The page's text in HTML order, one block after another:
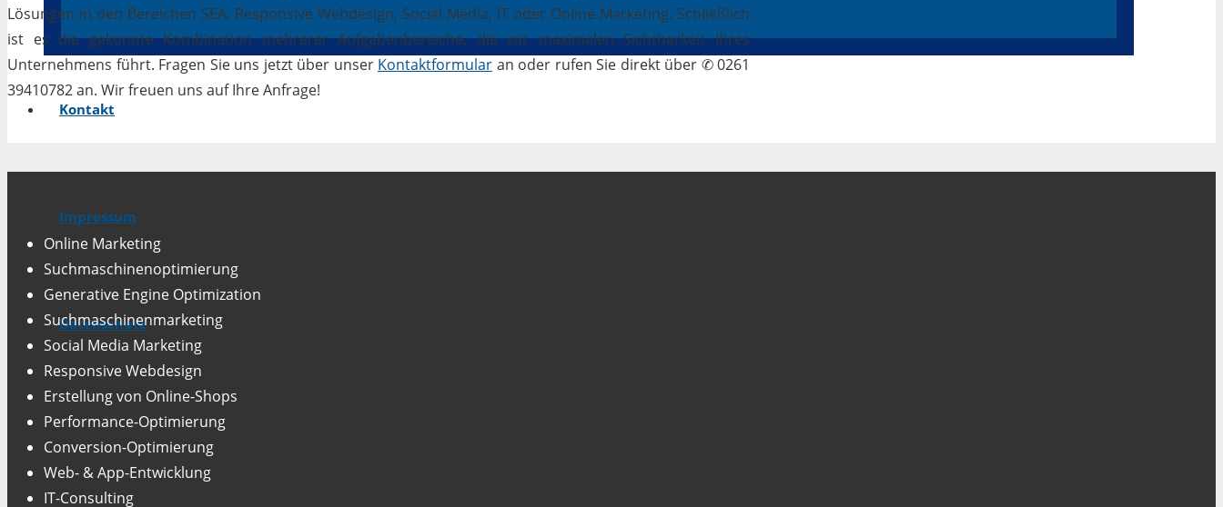
Kontakt
Impressum
Datenschutz
Lösungen in den Bereichen SEA, Responsive Webdesign, Social Media, IT oder Online Marketing. Schließlich
ist es die gekonnte Kombination mehrerer Aufgabenbereiche, die zur maximalen Sichtbarkeit Ihres
Unternehmens führt. Fragen Sie uns jetzt über unser Kontaktformular an oder rufen Sie direkt über ✆ 0261
39410782 an. Wir freuen uns auf Ihre Anfrage!
Online Marketing
Suchmaschinenoptimierung
Generative Engine Optimization
Suchmaschinenmarketing
Social Media Marketing
Responsive Webdesign
Erstellung von Online-Shops
Performance-Optimierung
Conversion-Optimierung
Web- & App-Entwicklung
IT-Consulting